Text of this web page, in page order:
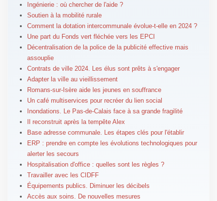
Ingénierie : où chercher de l'aide ?
Soutien à la mobilité rurale
Comment la dotation intercommunale évolue-t-elle en 2024 ?
Une part du Fonds vert fléchée vers les EPCI
Décentralisation de la police de la publicité effective mais
assouplie
Contrats de ville 2024. Les élus sont prêts à s'engager
Adapter la ville au vieillissement
Romans-sur-Isère aide les jeunes en souffrance
Un café multiservices pour recréer du lien social
Inondations. Le Pas-de-Calais face à sa grande fragilité
Il reconstruit après la tempête Alex
Base adresse communale. Les étapes clés pour l'établir
ERP : prendre en compte les évolutions technologiques pour
alerter les secours
Hospitalisation d'office : quelles sont les règles ?
Travailler avec les CIDFF
Équipements publics. Diminuer les décibels
Accès aux soins. De nouvelles mesures